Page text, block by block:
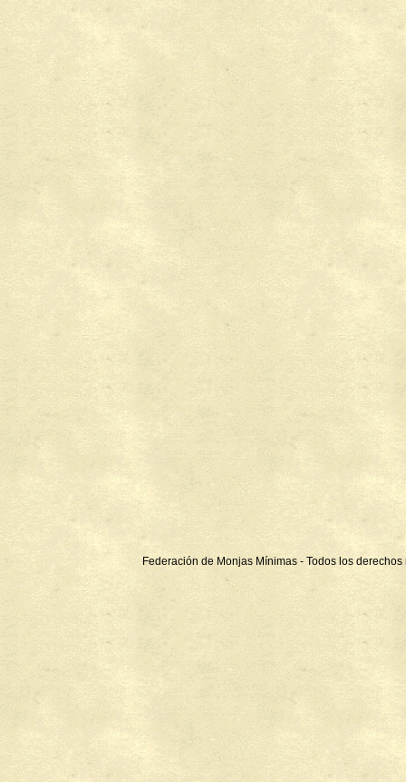
Federación de Monjas Mínimas - Todos los